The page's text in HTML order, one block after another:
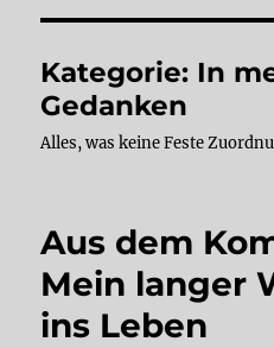
Kategorie: In
Gedanken
Alles, was keine Feste
Aus dem
Mein langer
ins Leben